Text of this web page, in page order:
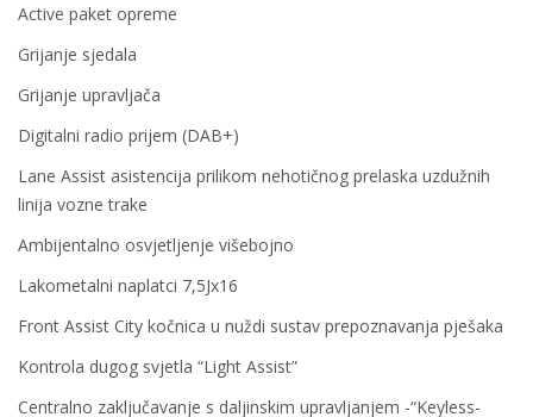
Active paket opreme
Grijanje sjedala
Grijanje upravljača
Digitalni radio prijem (DAB+)
Lane Assist asistencija prilikom nehotičnog prelaska uzdužnih
linija vozne trake
Ambijentalno osvjetljenje višebojno
Lakometalni naplatci 7,5Jx16
Front Assist City kočnica u nuždi sustav prepoznavanja pješaka
Kontrola dugog svjetla “Light Assist”
Centralno zaključavanje s daljinskim upravljanjem -“Keyless-